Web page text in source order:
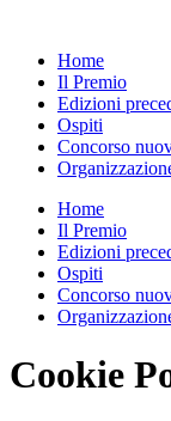
contenutoHome
Il Premio
Edizioni
Ospiti
Concorso
Home
Il Premio
Edizioni
Ospiti
Concorso
Cookie